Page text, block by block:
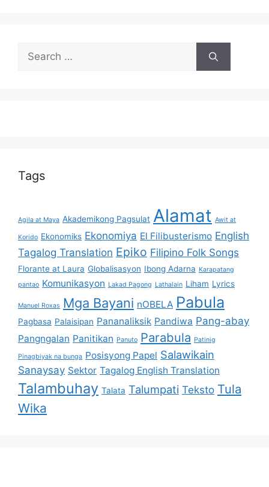
Search
for:
Tags
Agila at Maya Akademikong Pagsulat Alamat Awit at
Korido Ekonomiks Ekonomiya El Filibusterismo English
Tagalog Translation Epiko Filipino Folk Songs
Florante at Laura Globalisasyon Ibong Adarna Karapatang
pantao Komunikasyon Lakad Pagong Lathalain Liham Lyrics
Manuel Roxas Mga Bayani nOBELA Pabula
Pagbasa Palaisipan Pananaliksik Pandiwa Pang-abay
Pangngalan Panitikan Panuto Parabula Patinig
Pinagbiyak na bunga Posisyong Papel Salawikain
Sanaysay Sektor Tagalog English Translation
Talambuhay Talata Talumpati Teksto Tula
Wika